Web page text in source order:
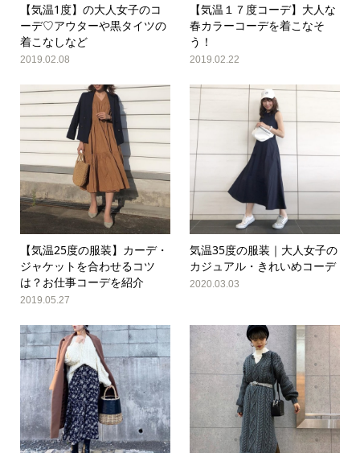
【気温1度】の大人女子のコ
ーデ♡アウターや黒タイツの
着こなしなど
2019.02.08
【気温１７度コーデ】大人な
春カラーコーデを着こなそ
う！
2019.02.22
【気温25度の服装】カーデ・
ジャケットを合わせるコツ
は？お仕事コーデを紹介
2019.05.27
気温35度の服装｜大人女子の
カジュアル・きれいめコーデ
2020.03.03